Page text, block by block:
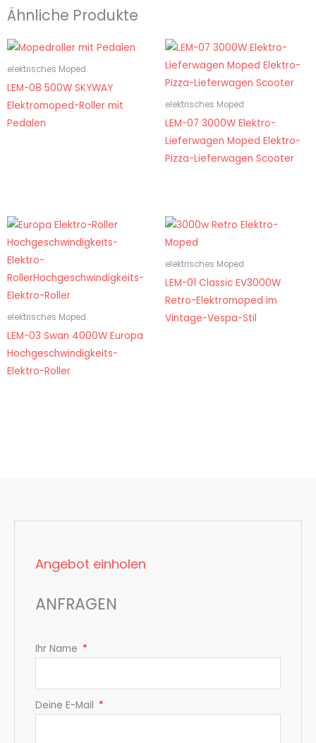
Ähnliche Produkte
elektrisches Moped
LEM-08 500W SKYWAY
Elektromoped-Roller mit
Pedalen
elektrisches Moped
LEM-07 3000W Elektro-
Lieferwagen Moped Elektro-
Pizza-Lieferwagen Scooter
elektrisches Moped
LEM-03 Swan 4000W Europa
Hochgeschwindigkeits-
Elektro-Roller
elektrisches Moped
LEM-01 Classic EV3000W
Retro-Elektromoped im
Vintage-Vespa-Stil
Angebot einholen
ANFRAGEN
Ihr Name
Deine E-Mail